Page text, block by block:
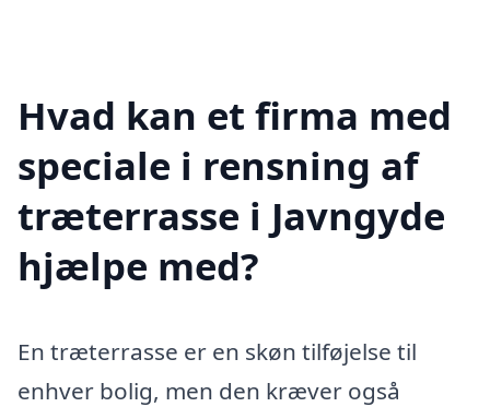
Hvad kan et firma med
speciale i rensning af
træterrasse i Javngyde
hjælpe med?
En træterrasse er en skøn tilføjelse til
enhver bolig, men den kræver også